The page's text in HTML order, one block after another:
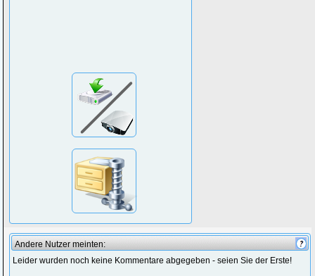
Andere Nutzer meinten:
Leider wurden noch keine Kommentare abgegeben - seien Sie der Erste!